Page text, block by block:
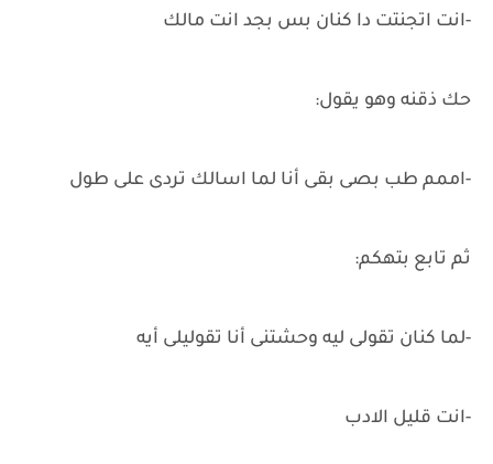
-انت اتجنتت دا كنان بس بجد انت مالك
حك ذقنه وهو يقول:
-اممم طب بصى بقى أنا لما اسالك تردى على طول
ثم تابع بتهكم:
-لما كنان تقولى ليه وحشتنى أنا تقوليلى أيه
-انت قليل الادب